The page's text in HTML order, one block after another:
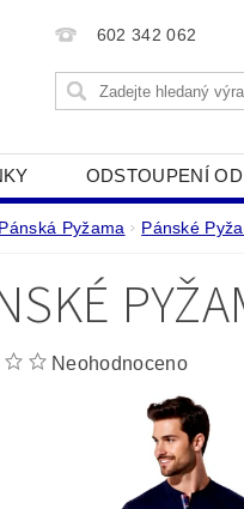
602 342 062
ODSTOUPENÍ
JAK POUŽÍVÁME
Pánská Pyžama Pánské
Neohodnoceno